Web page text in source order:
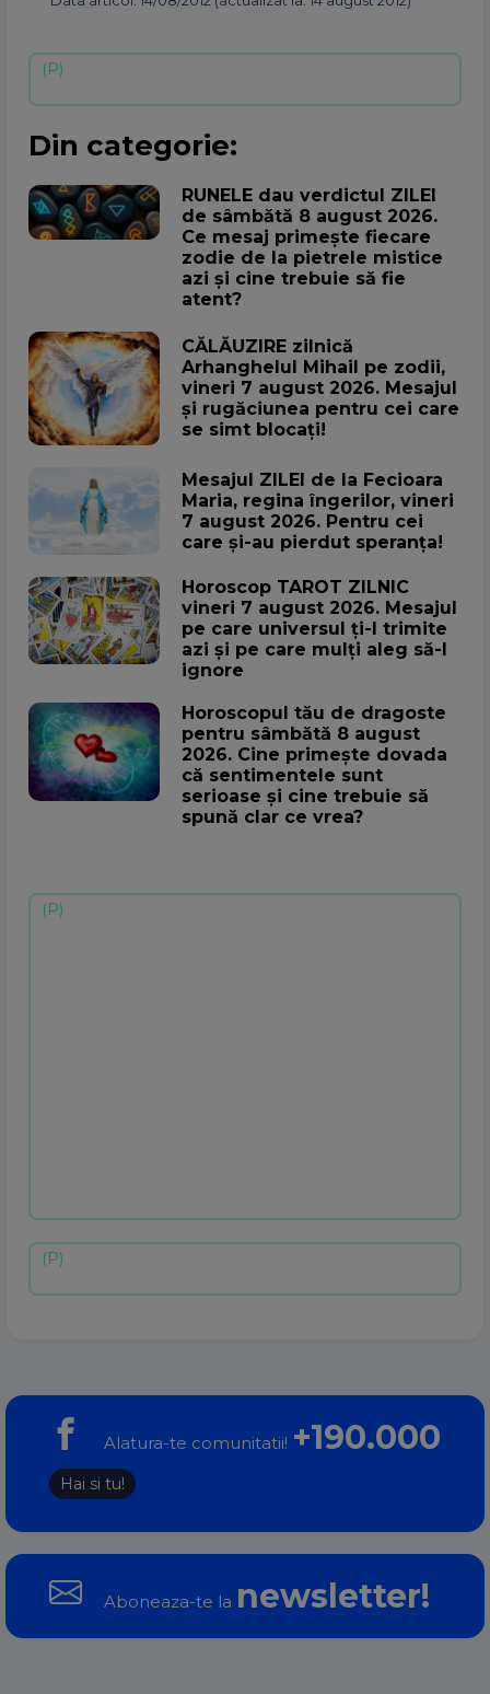
Din categorie:
RUNELE dau verdictul ZILEI
de sâmbătă 8 august 2026.
Ce mesaj primește fiecare
zodie de la pietrele mistice
azi și cine trebuie să fie
atent?
CĂLĂUZIRE zilnică
Arhanghelul Mihail pe zodii,
vineri 7 august 2026. Mesajul
și rugăciunea pentru cei care
se simt blocați!
Mesajul ZILEI de la Fecioara
Maria, regina îngerilor, vineri
7 august 2026. Pentru cei
care și-au pierdut speranța!
Horoscop TAROT ZILNIC
vineri 7 august 2026. Mesajul
pe care universul ți-l trimite
azi și pe care mulți aleg să-l
ignore
Horoscopul tău de dragoste
pentru sâmbătă 8 august
2026. Cine primește dovada
că sentimentele sunt
serioase și cine trebuie să
spună clar ce vrea?
Alatura-te comunitatii! +190.000
Hai si tu!
Aboneaza-te la newsletter!